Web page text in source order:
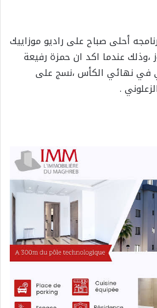
أحلى صباح على راديو موزاييك
عندما اكد ان حمزة رفيعة
في نهائي الكأس ،نسج على
.